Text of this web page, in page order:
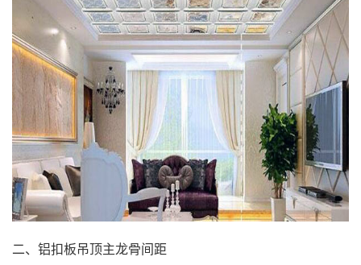
二、铝扣板吊顶主龙骨间距